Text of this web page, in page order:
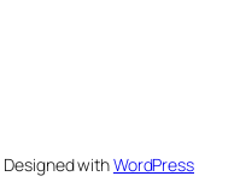
Designed withWordPress